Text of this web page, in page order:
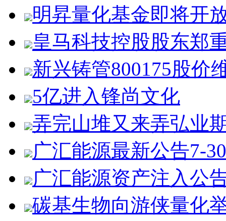
明昇量化基金即将开
皇马科技控股股东郑
新兴铸管800175股价
5亿进入锋尚文化
弄完山堆又来弄弘业
广汇能源最新公告7-30
广汇能源资产注入公
碳基生物向游侠量化